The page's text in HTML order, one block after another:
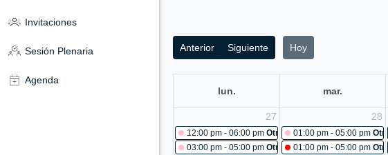
Invitaciones
Sesión Plenaria
Agenda
Anterior Siguiente Hoy
lun. mar.
27
12:00 pm - 06:00 pm Otras reuniones:
03:00 pm - 05:00 pm Otras reuniones: reunión
28
01:00 pm - 05:00 pm
01:00 pm - 05:00 pm